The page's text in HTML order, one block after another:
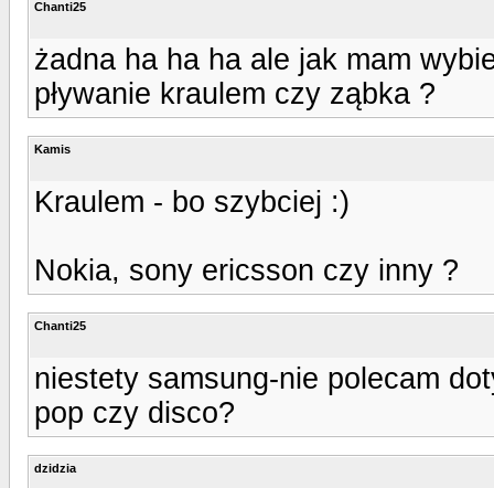
Chanti25
żadna ha ha ha ale jak mam
pływanie kraulem czy ząbka ?
Kamis
Kraulem - bo szybciej :)
Nokia, sony ericsson czy inny ?
Chanti25
niestety samsung-nie polecam
pop czy disco?
dzidzia